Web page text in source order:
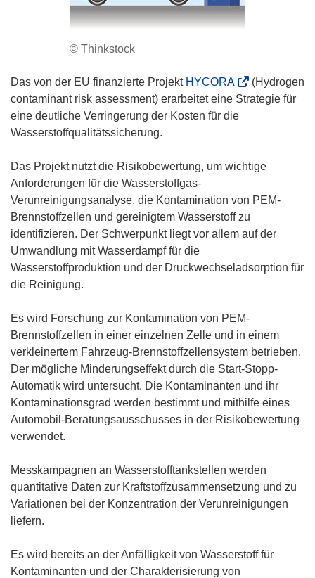
© Thinkstock
Das von der EU finanzierte Projekt HYCORA
ö
f
e
i
n
n
u
F
e
n
s
t
e
r
(Hydrogen
contaminant risk assessment) erarbeitet eine Strategie für
eine deutliche Verringerung der Kosten für die
Wasserstoffqualitätssicherung.
Das Projekt nutzt die Risikobewertung, um wichtige
Anforderungen für die Wasserstoffgas-
Verunreinigungsanalyse, die Kontamination von PEM-
Brennstoffzellen und gereinigtem Wasserstoff zu
identifizieren. Der Schwerpunkt liegt vor allem auf der
Umwandlung mit Wasserdampf für die
Wasserstoffproduktion und der Druckwechseladsorption für
die Reinigung.
Es wird Forschung zur Kontamination von PEM-
Brennstoffzellen in einer einzelnen Zelle und in einem
verkleinertem Fahrzeug-Brennstoffzellensystem betrieben.
Der mögliche Minderungseffekt durch die Start-Stopp-
Automatik wird untersucht. Die Kontaminanten und ihr
Kontaminationsgrad werden bestimmt und mithilfe eines
Automobil-Beratungsausschusses in der Risikobewertung
verwendet.
Messkampagnen an Wasserstofftankstellen werden
quantitative Daten zur Kraftstoffzusammensetzung und zu
Variationen bei der Konzentration der Verunreinigungen
liefern.
Es wird bereits an der Anfälligkeit von Wasserstoff für
Kontaminanten und der Charakterisierung von